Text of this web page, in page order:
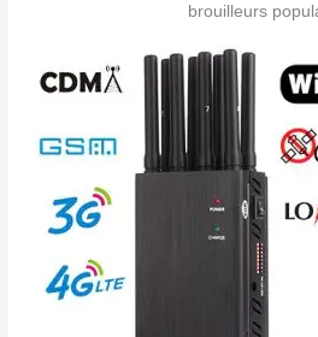
brouilleurs
était :
499,00€.
actuel
199,99€.